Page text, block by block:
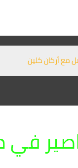
مع أركان كلين